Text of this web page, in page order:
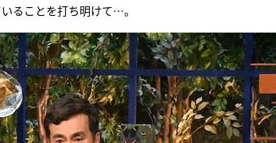
ることを打ち明けて…。